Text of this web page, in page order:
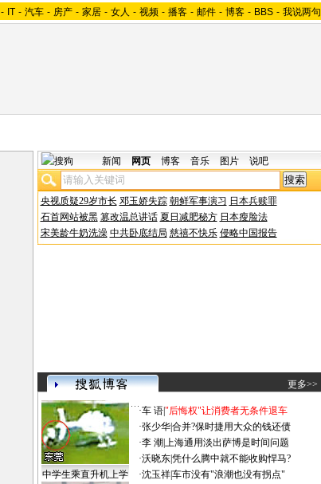
- IT - 汽车 - 房产 - 家居 - 女人 - 视频 - 播客 - 邮件 - 博客 - BBS - 我说两句
新闻 网页 博客 音乐 图片 说吧
央视质疑29岁市长 邓玉娇失踪 朝鲜军事演习 日本兵赎罪
石首网站被黑 篡改温总讲话 夏日减肥秘方 日本瘦脸法
宋美龄牛奶洗澡 中共卧底结局 慈禧不快乐 侵略中国报告
更多>>
中学生乘直升机上学
·车 语|"后悔权"让消费者无条件退车
·张少华|合并?保时捷用大众的钱还债
·李 潮 上海通用淡出萨博是时间问题
·沃晓东|凭什么腾中就不能收购悍马?
·沈玉祥|车市没有"浪潮也没有拐点"